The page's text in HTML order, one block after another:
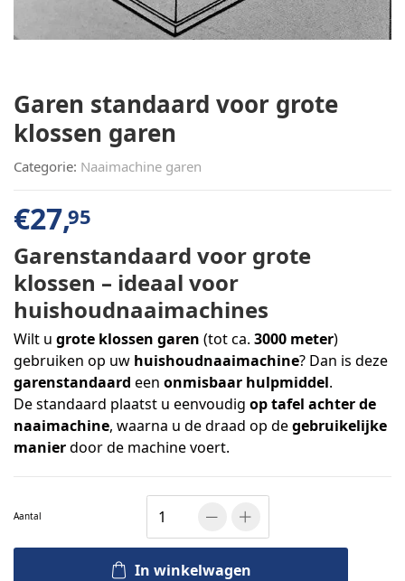
Garen standaard voor grote
klossen garen
Categorie: Naaimachine garen
€27,95
Garenstandaard voor grote
klossen – ideaal voor
huishoudnaaimachines
Wilt u grote klossen garen (tot ca. 3000 meter)
gebruiken op uw huishoudnaaimachine? Dan is deze
garenstandaard een onmisbaar hulpmiddel.
De standaard plaatst u eenvoudig op tafel achter de
naaimachine, waarna u de draad op degebruikelijke
manierdoor de machine voert.
Aantal
In winkelwagen